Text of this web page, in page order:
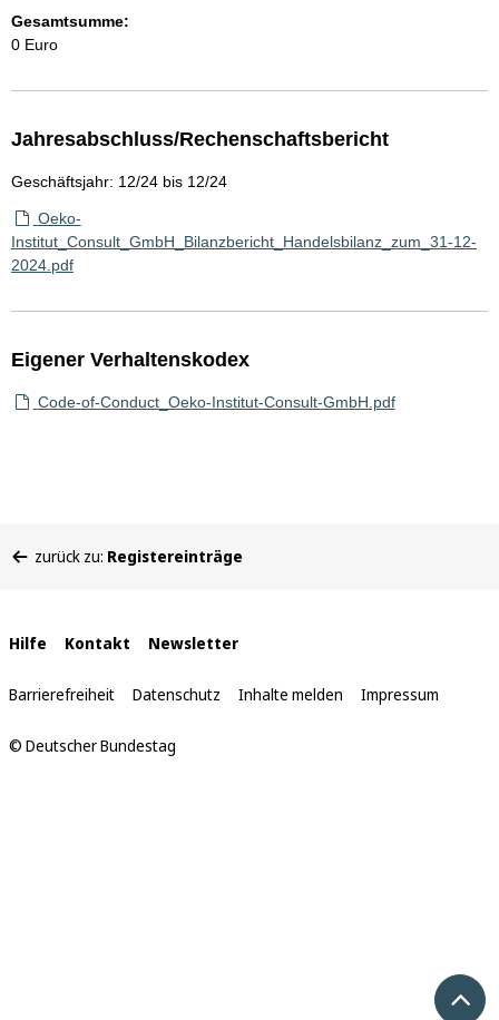
Gesamtsumme:
0 Euro
Jahresabschluss/Rechenschaftsbericht
Geschäftsjahr: 12/24 bis 12/24
Oeko-
Institut_Consult_GmbH_Bilanzbericht_Handelsbilanz_zum_31-12-
2024.pdf
Eigener Verhaltenskodex
Code-of-Conduct_Oeko-Institut-Consult-GmbH.pdf
befinden
zurück zu: Registereinträge
Interne
Links
Hilfe Kontakt Newsletter
Barrierefreiheit Datenschutz Inhalte melden Impressum
© Deutscher Bundestag